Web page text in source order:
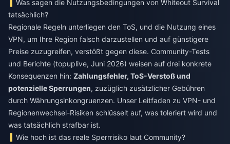
Was sagen die Nutzungsbedingungen von Whiteout Survival
tatsächlich?
Regionale Regeln unterliegen den ToS, und die Nutzung eines
VPN, um Ihre Region falsch darzustellen und auf günstigere
Preise zuzugreifen, verstößt gegen diese. Community-Tests
und Berichte (topuplive, Juni 2026) weisen auf drei konkrete
Konsequenzen hin: Zahlungsfehler, ToS-Verstoß und
potenzielle Sperrungen, zuzüglich zusätzlicher Gebühren
durch Währungsinkongruenzen. Unser Leitfaden zu VPN- und
Regionenwechsel-Risiken schlüsselt auf, was toleriert wird und
was tatsächlich strafbar ist.
Wie hoch ist das reale Sperrrisiko laut Community?